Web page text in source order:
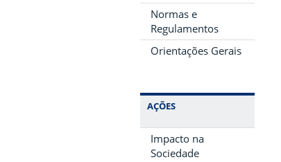
Normas e
Regulamentos
Orientações Gerais
AÇÕES
Impacto na
Sociedade